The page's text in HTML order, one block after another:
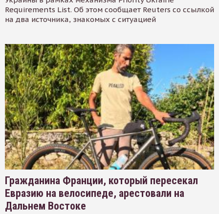
Requirements List. Об этом сообщает Reuters со ссылкой
на два источника, знакомых с ситуацией
Гражданина Франции, который пересекал
Евразию на велосипеде, арестовали на
Дальнем Востоке